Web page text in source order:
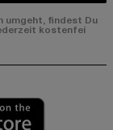
umgeht, findest Du
kostenfei